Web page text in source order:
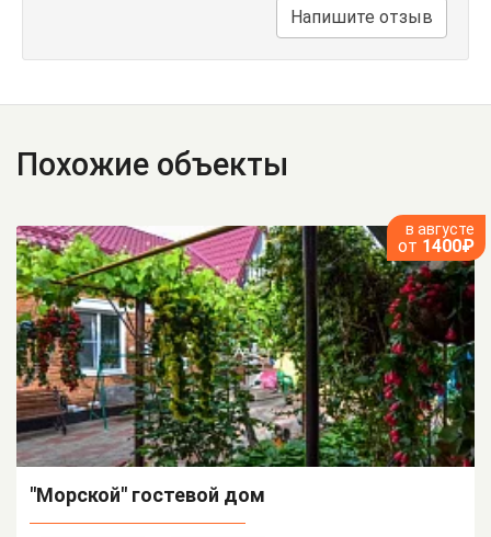
Напишите отзыв
Похожие объекты
в августе
от 1400₽
"Морской" гостевой дом